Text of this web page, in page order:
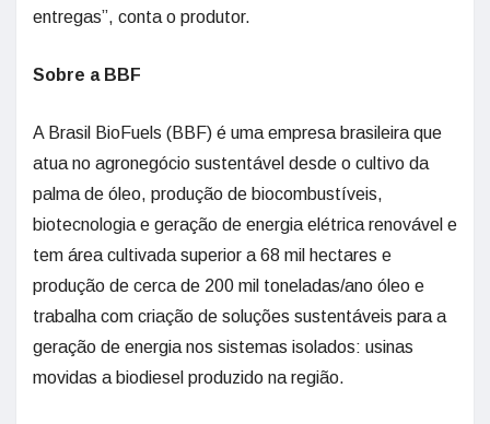
entregas”, conta o produtor.
Sobre a BBF
A Brasil BioFuels (BBF) é uma empresa brasileira que
atua no agronegócio sustentável desde o cultivo da
palma de óleo, produção de biocombustíveis,
biotecnologia e geração de energia elétrica renovável e
tem área cultivada superior a 68 mil hectares e
produção de cerca de 200 mil toneladas/ano óleo e
trabalha com criação de soluções sustentáveis para a
geração de energia nos sistemas isolados: usinas
movidas a biodiesel produzido na região.